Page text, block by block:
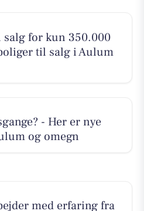
for kun 350.000
til salg i Aulum
- Her er nye
og omegn
med erfaring fra